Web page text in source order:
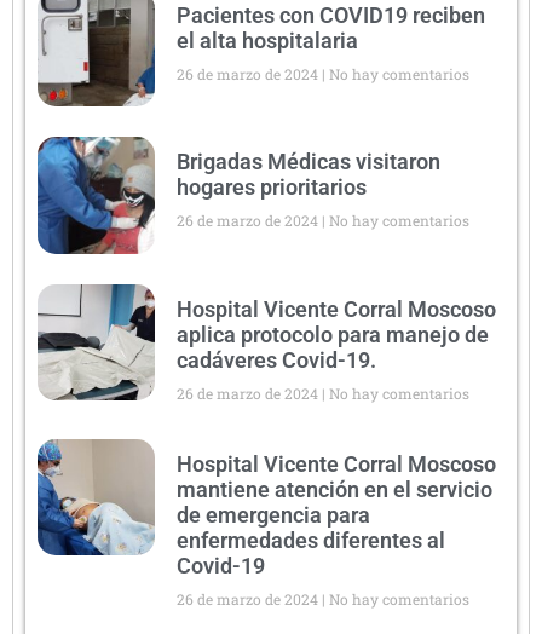
Pacientes con COVID19 reciben
el alta hospitalaria
26 de marzo de 2024 No hay comentarios
Brigadas Médicas visitaron
hogares prioritarios
26 de marzo de 2024 No hay comentarios
Hospital Vicente Corral Moscoso
aplica protocolo para manejo de
cadáveres Covid-19.
26 de marzo de 2024 No hay comentarios
Hospital Vicente Corral Moscoso
mantiene atención en el servicio
de emergencia para
enfermedades diferentes al
Covid-19
26 de marzo de 2024 No hay comentarios